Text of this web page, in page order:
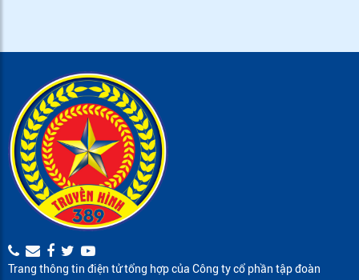
Trang thông tin điện tử tổng hợp của Công ty cổ phần tập đoàn